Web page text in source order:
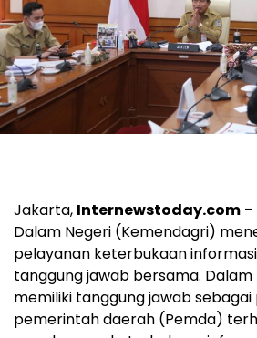
Jakarta, Internewstoday.com
Dalam Negeri (Kemendagri)
pelayanan keterbukaan
tanggung jawab bersama. Dalam
memiliki tanggung jawab
pemerintah daerah (Pemda)